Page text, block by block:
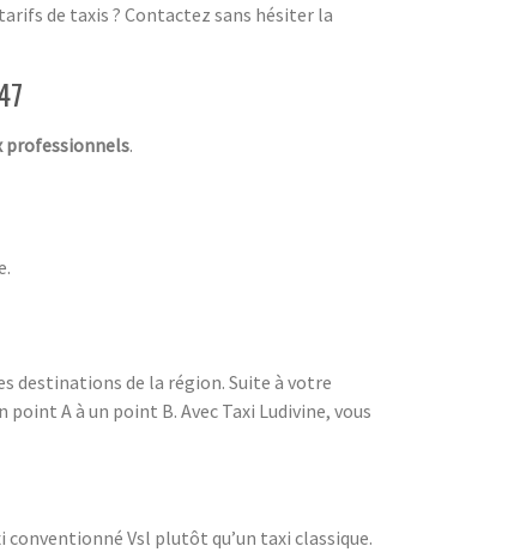
de taxis ? Contactez sans hésiter la
professionnels.
destinations de la région. Suite à votre
point A à un point B. Avec Taxi Ludivine, vous
Vsl plutôt qu’un taxi classique.